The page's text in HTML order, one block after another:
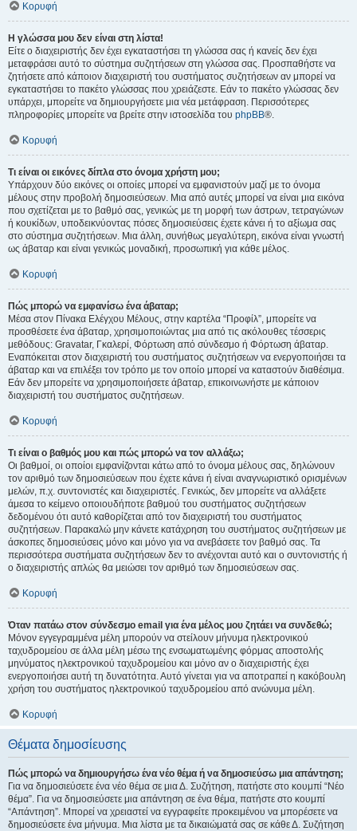
Κορυφή
Η γλώσσα μου δεν είναι στη λίστα!
Είτε ο διαχειριστής δεν έχει εγκαταστήσει τη γλώσσα σας ή κανείς δεν έχει
μεταφράσει αυτό το σύστημα συζητήσεων στη γλώσσα σας. Προσπαθήστε να
ζητήσετε από κάποιον διαχειριστή του συστήματος συζητήσεων αν μπορεί να
εγκαταστήσει το πακέτο γλώσσας που χρειάζεστε. Εάν το πακέτο γλώσσας δεν
υπάρχει, μπορείτε να δημιουργήσετε μια νέα μετάφραση. Περισσότερες
πληροφορίες μπορείτε να βρείτε στην ιστοσελίδα του phpBB®.
Κορυφή
Τι είναι οι εικόνες δίπλα στο όνομα χρήστη μου;
Υπάρχουν δύο εικόνες οι οποίες μπορεί να εμφανιστούν μαζί με το όνομα
μέλους στην προβολή δημοσιεύσεων. Μια από αυτές μπορεί να είναι μια εικόνα
που σχετίζεται με το βαθμό σας, γενικώς με τη μορφή των άστρων, τετραγώνων
ή κουκίδων, υποδεικνύοντας πόσες δημοσιεύσεις έχετε κάνει ή το αξίωμα σας
στο σύστημα συζητήσεων. Μια άλλη, συνήθως μεγαλύτερη, εικόνα είναι γνωστή
ως άβαταρ και είναι γενικώς μοναδική, προσωπική για κάθε μέλος.
Κορυφή
Πώς μπορώ να εμφανίσω ένα άβαταρ;
Μέσα στον Πίνακα Ελέγχου Μέλους, στην καρτέλα “Προφίλ”, μπορείτε να
προσθέσετε ένα άβαταρ, χρησιμοποιώντας μια από τις ακόλουθες τέσσερις
μεθόδους: Gravatar, Γκαλερί, Φόρτωση από σύνδεσμο ή Φόρτωση άβαταρ.
Εναπόκειται στον διαχειριστή του συστήματος συζητήσεων να ενεργοποιήσει τα
άβαταρ και να επιλέξει τον τρόπο με τον οποίο μπορεί να καταστούν διαθέσιμα.
Εάν δεν μπορείτε να χρησιμοποιήσετε άβαταρ, επικοινωνήστε με κάποιον
διαχειριστή του συστήματος συζητήσεων.
Κορυφή
Τι είναι ο βαθμός μου και πώς μπορώ να τον αλλάξω;
Οι βαθμοί, οι οποίοι εμφανίζονται κάτω από το όνομα μέλους σας, δηλώνουν
τον αριθμό των δημοσιεύσεων που έχετε κάνει ή είναι αναγνωριστικό ορισμένων
μελών, π.χ. συντονιστές και διαχειριστές. Γενικώς, δεν μπορείτε να αλλάξετε
άμεσα το κείμενο οποιουδήποτε βαθμού του συστήματος συζητήσεων
δεδομένου ότι αυτό καθορίζεται από τον διαχειριστή του συστήματος
συζητήσεων. Παρακαλώ μην κάνετε κατάχρηση του συστήματος συζητήσεων με
άσκοπες δημοσιεύσεις μόνο και μόνο για να ανεβάσετε τον βαθμό σας. Τα
περισσότερα συστήματα συζητήσεων δεν το ανέχονται αυτό και ο συντονιστής ή
ο διαχειριστής απλώς θα μειώσει τον αριθμό των δημοσιεύσεων σας.
Κορυφή
Όταν πατάω στον σύνδεσμο email για ένα μέλος μου ζητάει να συνδεθώ;
Μόνον εγγεγραμμένα μέλη μπορούν να στείλουν μήνυμα ηλεκτρονικού
ταχυδρομείου σε άλλα μέλη μέσω της ενσωματωμένης φόρμας αποστολής
μηνύματος ηλεκτρονικού ταχυδρομείου και μόνο αν ο διαχειριστής έχει
ενεργοποιήσει αυτή τη δυνατότητα. Αυτό γίνεται για να αποτραπεί η κακόβουλη
χρήση του συστήματος ηλεκτρονικού ταχυδρομείου από ανώνυμα μέλη.
Κορυφή
Θέματα δημοσίευσης
Πώς μπορώ να δημιουργήσω ένα νέο θέμα ή να δημοσιεύσω μια απάντηση;
Για να δημοσιεύσετε ένα νέο θέμα σε μια Δ. Συζήτηση, πατήστε στο κουμπί “Νέο
θέμα”. Για να δημοσιεύσετε μια απάντηση σε ένα θέμα, πατήστε στο κουμπί
“Απάντηση”. Μπορεί να χρειαστεί να εγγραφείτε προκειμένου να μπορέσετε να
δημοσιεύσετε ένα μήνυμα. Μια λίστα με τα δικαιώματά σας σε κάθε Δ. Συζήτηση